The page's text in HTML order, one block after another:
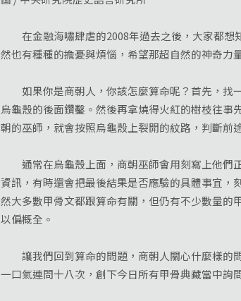
在金融海嘯肆虐的2008年過去之後，大家都想
然也有種種的擔憂與煩惱，希望那超自然的神奇力
如果你是商朝人，你該怎麼算命呢？首先，找
烏龜殼的後面鑽鑿。然後再拿燒得火紅的樹枝往
朝的巫師，就會按照烏龜殼上裂開的紋路，判斷前
通常在烏龜殼上面，商朝巫師會用刻寫上他們
資訊，有時還會把最後結果是否應驗的具體事宜
然大多數甲骨文都跟算命有關，但仍有不少數量
以偏概全。
讓我們回到算命的問題，商朝人關心什麼樣的
一口氣連問十八次，創下今日所有甲骨典藏當中詢